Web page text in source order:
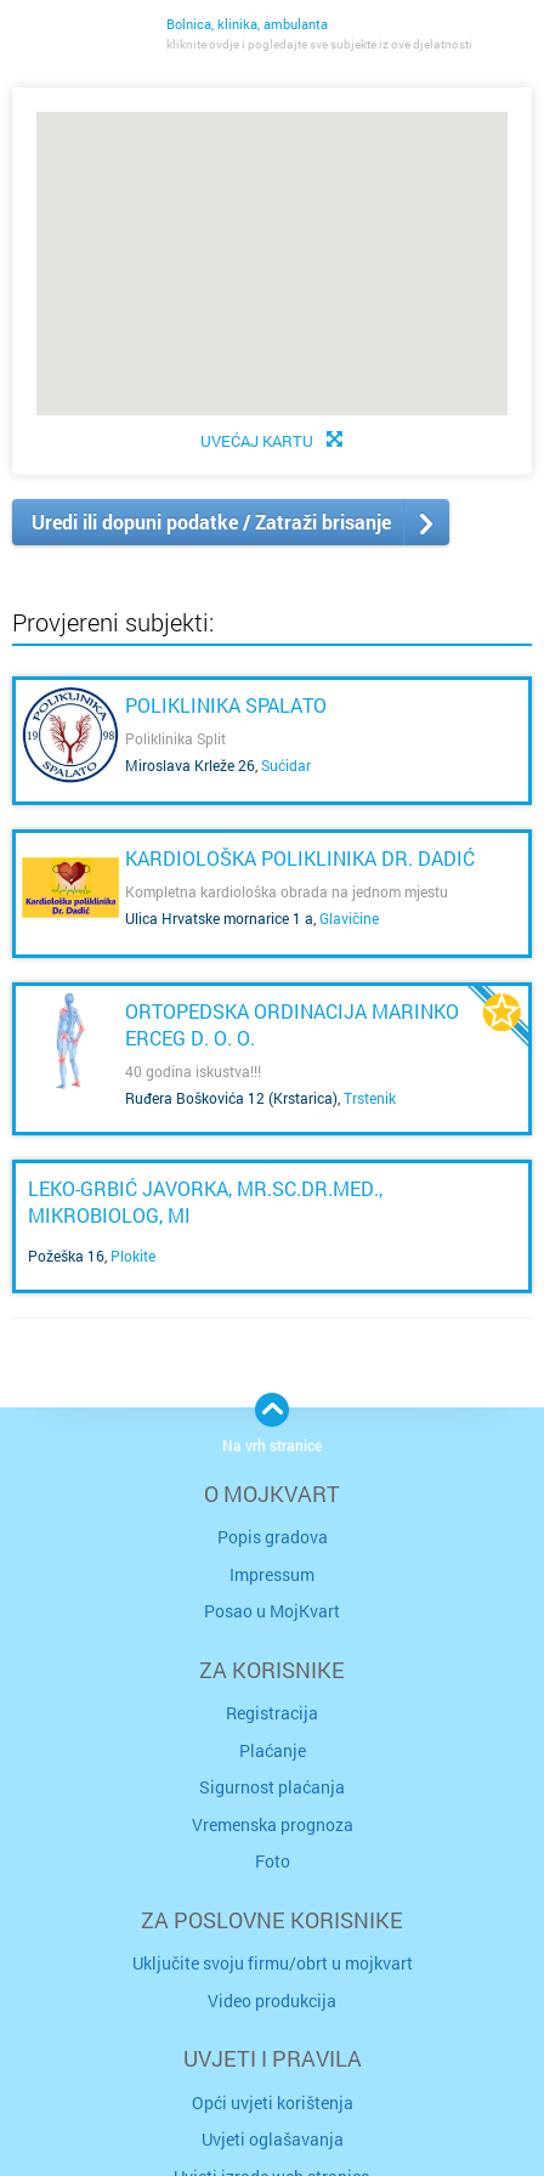
Bolnica, klinika, ambulanta
kliknite ovdje i pogledajte sve subjekte iz ove djelatnosti
UVEĆAJ KARTU
Uredi ili dopuni podatke / Zatraži brisanje
Provjereni subjekti:
POLIKLINIKA SPALATO
Poliklinika Split
Miroslava Krleže 26 Sućidar
KARDIOLOŠKA POLIKLINIKA DR. DADIĆ
Kompletna kardiološka obrada na jednom mjestu
Ulica Hrvatske mornarice 1 a Glavičine
ORTOPEDSKA ORDINACIJA MARINKO
ERCEG D. O. O.
40 godina iskustva!!!
Ruđera Boškovića 12 (Krstarica) Trstenik
LEKO-GRBIĆ JAVORKA, MR.SC.DR.MED.,
MIKROBIOLOG, MI
Požeška 16 Plokite
O MOJKVART
Popis gradova
Impressum
Posao u MojKvart
ZA KORISNIKE
Registracija
Plaćanje
Sigurnost plaćanja
Vremenska prognoza
Foto
ZA POSLOVNE KORISNIKE
Uključite svoju firmu/obrt u mojkvart
Video produkcija
UVJETI I PRAVILA
Opći uvjeti korištenja
Uvjeti oglašavanja
Na vrh stranice